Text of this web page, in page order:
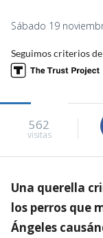
Sábado 19
Seguimos criterios de
562
visitas
Una querella
los perros que
Ángeles